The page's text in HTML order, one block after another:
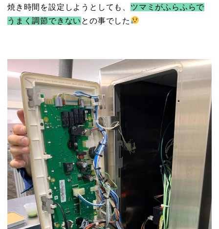
焼き時間を設定しようとしても、 ツマミがふらふらで
うまく調節できない との事でした